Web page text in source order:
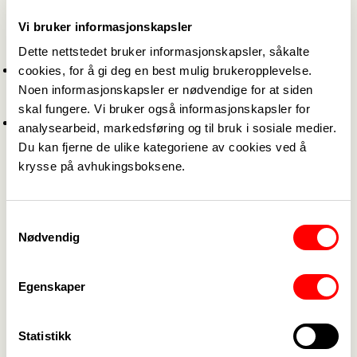
Vi bruker informasjonskapsler
Dette nettstedet bruker informasjonskapsler, såkalte
cookies, for å gi deg en best mulig brukeropplevelse.
Noen informasjonskapsler er nødvendige for at siden
skal fungere. Vi bruker også informasjonskapsler for
analysearbeid, markedsføring og til bruk i sosiale medier.
Du kan fjerne de ulike kategoriene av cookies ved å
krysse på avhukingsboksene.
Nødvendig
Egenskaper
Statistikk
Det er et par rettigheter som er spesielt viktige for
ergoterapeuter:
Rett til heltid: Du som arbeidstaker skal som
hovedregel ansettes i heltidsstilling. Behovet for
deltid må dokumenteres skriftlig av arbeidsgiver.
Overtid: Hvis du jobber mer enn 9 timer på en vakt
eller 40 timer på en uke, har du krav på minst 40
prosent tillegg
Opplever du rettighetsbrudd eller har spørsmål
Etter og videreutdanning -
Ønsker du å videreutvikle kompetansen din kan du
stipendordning. Den kan benyttes både til formelle